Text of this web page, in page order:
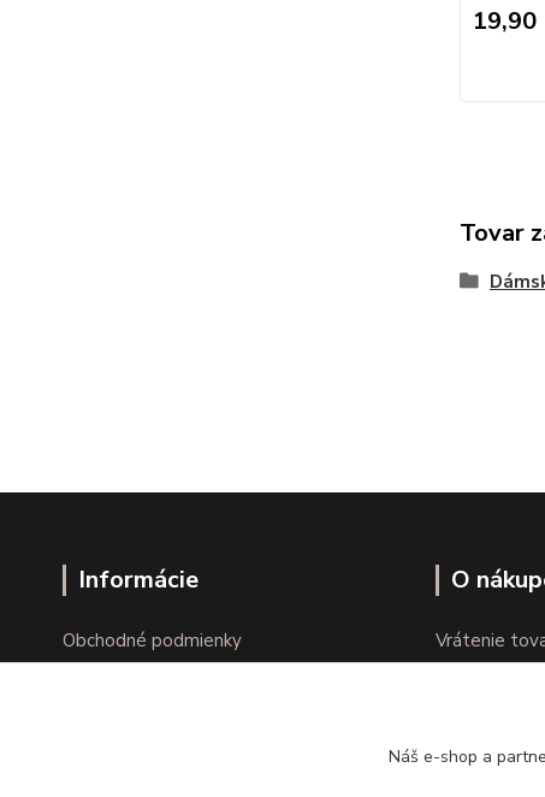
19,90
Tovar
Informácie
Obchodné podmienky
O
Vrátenie
Náš e-shop a